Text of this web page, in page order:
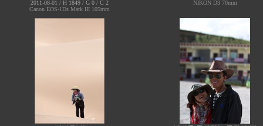
2011-08-01 / H 1849 / G 0 / C 2
Canon EOS-1Ds Mark III 105mm
NIKON D3 70mm